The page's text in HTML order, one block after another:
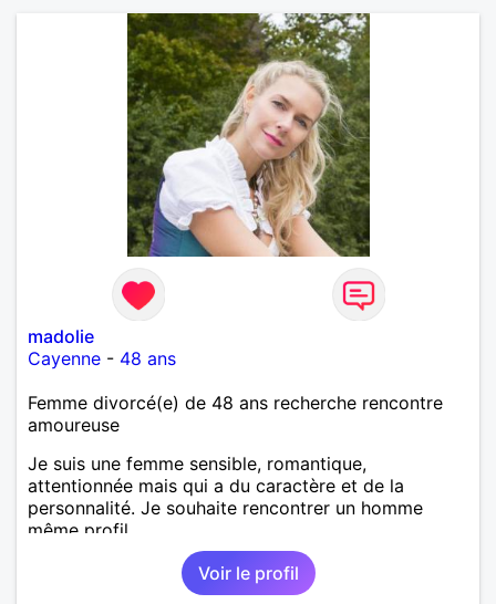
madolie
Cayenne - 48 ans
Femme divorcé(e) de 48 ans recherche rencontre
amoureuse
Je suis une femme sensible, romantique,
attentionnée mais qui a du caractère et de la
personnalité. Je souhaite rencontrer un homme
même profil.
Voir le profil